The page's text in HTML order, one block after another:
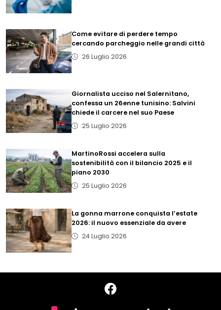
Come evitare di perdere tempo
cercando parcheggio nelle grandi città
26 Luglio 2026
Giornalista ucciso nel Salernitano,
confessa un 26enne tunisino: Salvini
chiede il carcere nel suo Paese
25 Luglio 2026
MartinoRossi accelera sulla
sostenibilità con il bilancio 2025 e il
piano 2030
25 Luglio 2026
La gonna marrone conquista l’estate
2026: il nuovo essenziale da avere
24 Luglio 2026